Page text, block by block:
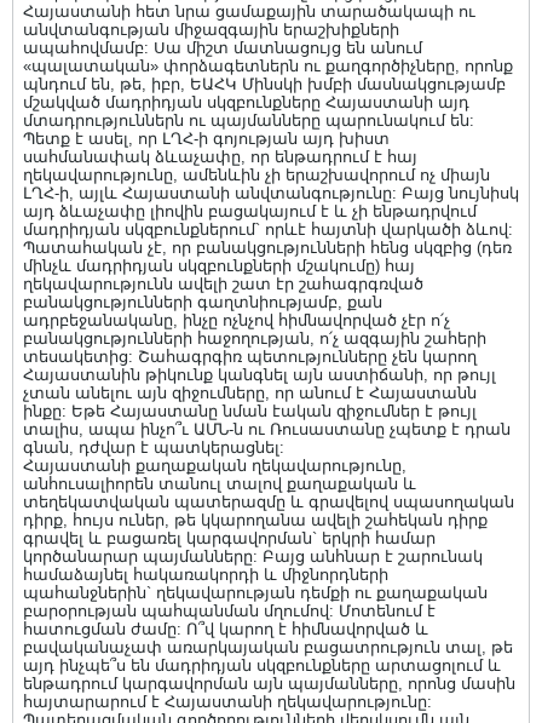
Հայաստանի հետ նրա ցամաքային տարածակապի ու
անվտանգության միջազգային երաշխիքների
ապահովմամբ: Սա միշտ մատնացույց են անում
«պալատական» փորձագետներն ու քաղգործիչները, որոնք
պնդում են, թե, իբր, ԵԱՀԿ Մինսկի խմբի մասնակցությամբ
մշակված մադրիդյան սկզբունքները Հայաստանի այդ
մտադրություններն ու պայմանները պարունակում են:
Պետք է ասել, որ ԼՂՀ-ի գոյության այդ խիստ
սահմանափակ ձևաչափը, որ ենթադրում է հայ
ղեկավարությունը, ամենևին չի երաշխավորում ոչ միայն
ԼՂՀ-ի, այլև Հայաստանի անվտանգությունը: Բայց նույնիսկ
այդ ձևաչափը լիովին բացակայում է և չի ենթադրվում
մադրիդյան սկզբունքներում` որևէ հայտնի վարկածի ձևով:
Պատահական չէ, որ բանակցությունների հենց սկզբից (դեռ
մինչև մադրիդյան սկզբունքների մշակումը) հայ
ղեկավարությունն ավելի շատ էր շահագրգռված
բանակցությունների գաղտնիությամբ, քան
ադրբեջանականը, ինչը ոչնչով հիմնավորված չէր ո՛չ
բանակցությունների հաջողության, ո՛չ ազգային շահերի
տեսակետից: Շահագրգիռ պետությունները չեն կարող
Հայաստանին թիկունք կանգնել այն աստիճանի, որ թույլ
չտան անելու այն զիջումները, որ անում է Հայաստանն
ինքը: Եթե Հայաստանը նման էական զիջումներ է թույլ
տալիս, ապա ինչո՞ւ ԱՄՆ-ն ու Ռուսաստանը չպետք է դրան
գնան, դժվար է պատկերացնել:
Հայաստանի քաղաքական ղեկավարությունը,
անհուսալիորեն տանուլ տալով քաղաքական և
տեղեկատվական պատերազմը և գրավելով սպասողական
դիրք, հույս ուներ, թե կկարողանա ավելի շահեկան դիրք
գրավել և բացառել կարգավորման` երկրի համար
կործանարար պայմանները: Բայց անհնար է շարունակ
համաձայնել հակառակորդի և միջնորդների
պահանջներին` ղեկավարության դեմքի ու քաղաքական
բարօրության պահպանման մղումով: Մոտենում է
հատուցման ժամը: Ո՞վ կարող է հիմնավորված և
բավականաչափ առարկայական բացատրություն տալ, թե
այդ ինչպե՞ս են մադրիդյան սկզբունքները արտացոլում և
ենթադրում կարգավորման այն պայմանները, որոնց մասին
հայտարարում է Հայաստանի ղեկավարությունը: